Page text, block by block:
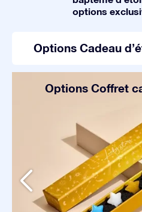
options
Options Cadeau
Options Coffret